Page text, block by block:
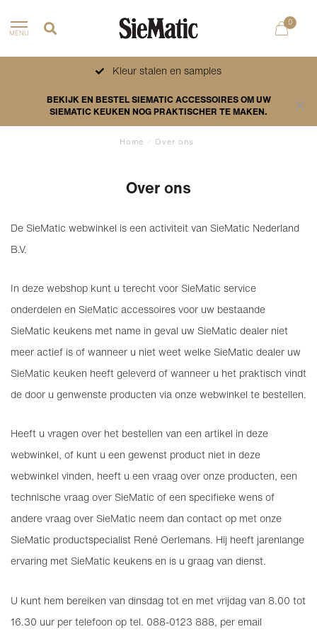
MENU
0
Kleur stalen en samples
BEKIJK EN BESTEL SIEMATIC ACCESSOIRES OM UW
SIEMATIC KEUKEN NOG PRAKTISCHER TE MAKEN.
Home Over ons
Over ons
De SieMatic webwinkel is een activiteit van SieMatic Nederland
B.V.
In deze webshop kunt u terecht voor SieMatic service
onderdelen en SieMatic accessoires voor uw bestaande
SieMatic keukens met name in geval uw SieMatic dealer niet
meer actief is of wanneer u niet weet welke SieMatic dealer uw
SieMatic keuken heeft geleverd of wanneer u het praktisch vindt
de door u genwenste producten via onze webwinkel te bestellen.
Heeft u vragen over het bestellen van een artikel in deze
webwinkel, of kunt u een gewenst product niet in deze
webwinkel vinden, heeft u een vraag over onze producten, een
technische vraag over SieMatic of een specifieke wens of
andere vraag over SieMatic neem dan contact op met onze
SieMatic productspecialist René Oerlemans. Hij heeft jarenlange
ervaring met SieMatic keukens en is u graag van dienst.
U kunt hem bereiken van dinsdag tot en met vrijdag van 8.00 tot
16.30 uur per telefoon op tel. 088-0123 888, per email